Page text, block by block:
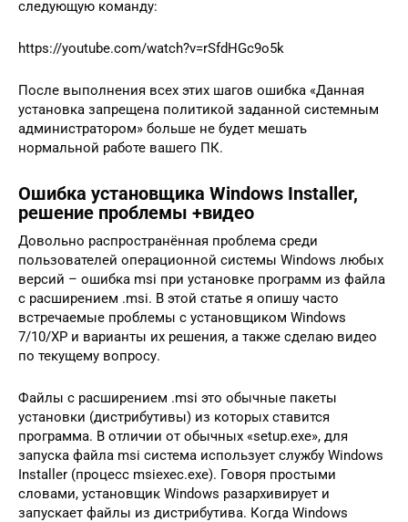
следующую команду:
https://youtube.com/watch?v=rSfdHGc9o5k
После выполнения всех этих шагов ошибка «Данная
установка запрещена политикой заданной системным
администратором» больше не будет мешать
нормальной работе вашего ПК.
Oшибка установщика Windows Installer,
решение проблемы +видео
Довольно распространённая проблема среди
пользователей операционной системы Windows любых
версий – ошибка msi при установке программ из файла
с расширением .msi. В этой статье я опишу часто
встречаемые проблемы с установщиком Windows
7/10/XP и варианты их решения, а также сделаю видео
по текущему вопросу.
Файлы с расширением .msi это обычные пакеты
установки (дистрибутивы) из которых ставится
программа. В отличии от обычных «setup.exe», для
запуска файла msi система использует службу Windows
Installer (процесс msiexec.exe). Говоря простыми
словами, установщик Windows разархивирует и
запускает файлы из дистрибутива. Когда Windows